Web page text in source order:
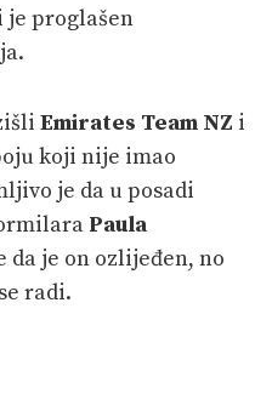
je proglašen
Emirates Team NZ i
koji nije imao
je da u posadi
Paula
da je on ozlijeđen, no
radi.